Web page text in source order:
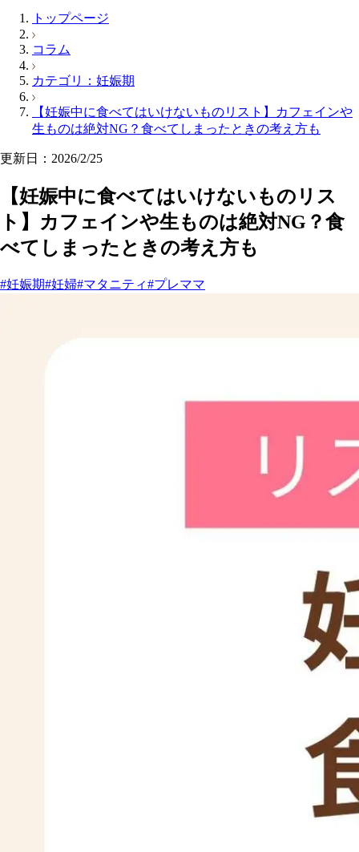
トップページ
コラム
カテゴリ：妊娠期
【妊娠中に食べてはいけないものリスト】カフェインや
生ものは絶対NG？食べてしまったときの考え方も
更新日：2026/2/25
【妊娠中に食べてはいけないものリス
ト】カフェインや生ものは絶対NG？食
べてしまったときの考え方も
#妊娠期#妊婦#マタニティ#プレママ